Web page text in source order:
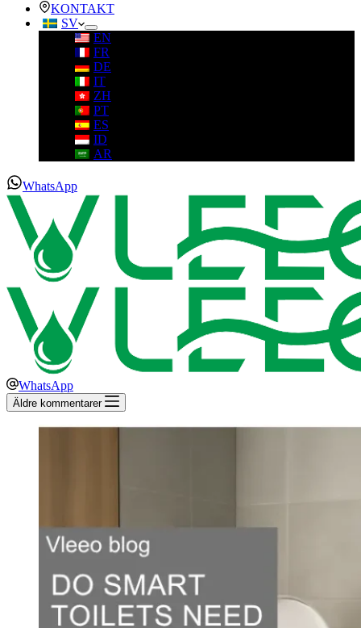
KONTAKT
SV
EN
FR
DE
IT
ZH
PT
ES
ID
AR
WhatsApp
WhatsApp
Äldre kommentarer